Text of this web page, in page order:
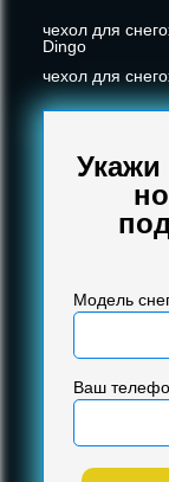
чехол для
Dingo
чехол для
Укажи
Модель
Ваш